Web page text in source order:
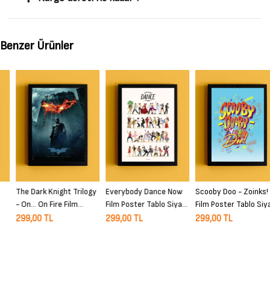
Benzer Ürünler
The Dark Knight Trilogy
- On… On Fire Film
Poster Tablo Siyah
299,00 TL
Everybody Dance Now
Film Poster Tablo Siyah
Çerçeveli Yüksek Kalite
299,00 TL
Scooby Doo - Zoinks!
Film Poster Tablo Siyah
Çerçeveli Yüksek Kalite
299,00 TL